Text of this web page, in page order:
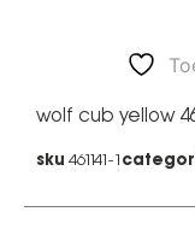
wolf cub yellow
sku 461141-1